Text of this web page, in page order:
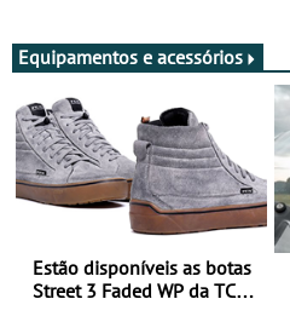
Equipamentos e acessórios
Estão disponíveis as botas
Street 3 Faded WP da TCX